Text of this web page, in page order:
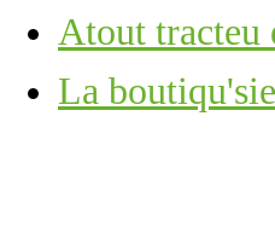
Atout tracteu
La boutiqu'sie